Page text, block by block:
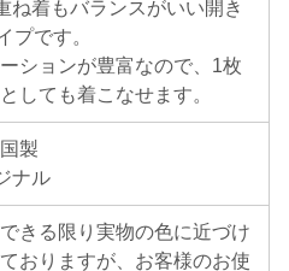
ね着もバランスがいい開き
プです。
ションが豊富なので、1枚
しても着こなせます。
製
ナル
きる限り実物の色に近づけ
おりますが、お客様のお使